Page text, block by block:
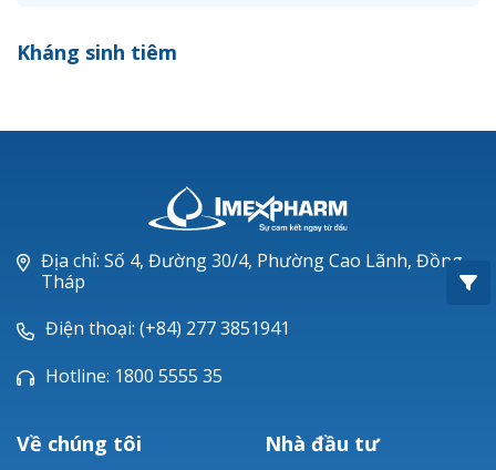
Ceftizoxim®
Piperacillin
Ticarlinat®
Zobacta®
Bacsulfo®
Kháng sinh tiêm
Địa chỉ: Số 4, Đường 30/4, Phường Cao Lãnh, Đồng
Tháp
Điện thoại: (+84) 277 3851941
Hotline: 1800 5555 35
Về chúng tôi Nhà đầu tư